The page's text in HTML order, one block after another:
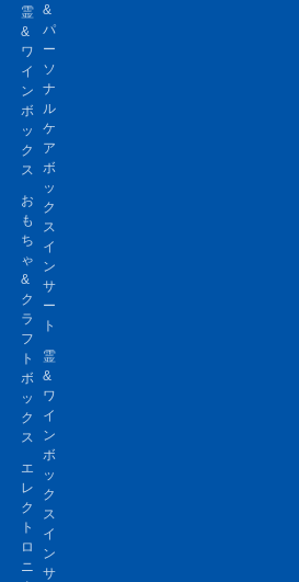
霊
&
ワ
イ
ン
ボ
ッ
ク
ス
お
も
ち
ゃ
&
ク
ラ
フ
ト
ボ
ッ
ク
ス
エ
レ
ク
ト
ロ
ニ
&
パ
ー
ソ
ナ
ル
ケ
ア
ボ
ッ
ク
ス
イ
ン
サ
ー
ト
霊
&
ワ
イ
ン
ボ
ッ
ク
ス
イ
ン
サ